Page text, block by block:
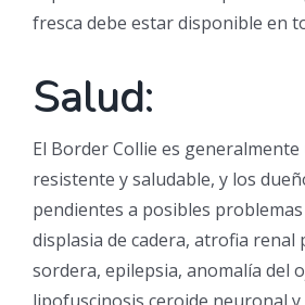
fresca debe estar disponible en
Salud:
El Border Collie es
resistente y saludable, y los
pendientes a posibles
displasia de cadera, atrofia renal
sordera, epilepsia, anomalía del